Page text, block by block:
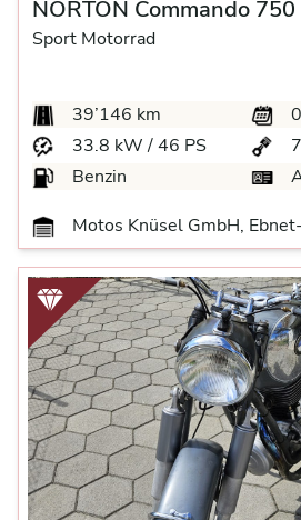
NORTON Commando 750
Sport Motorrad
39’146 km
33.8 kW / 46 PS
Benzin
Motos Knüsel GmbH,